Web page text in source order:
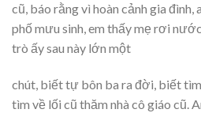
cũ, báo rằng vì hoàn cảnh gia đình,
phố mưu sinh, em thấy mẹ rơi
trò ấy sau này lớn một
chút, biết tự bôn ba ra đời, biết
tìm về lối cũ thăm nhà cô giáo cũ.